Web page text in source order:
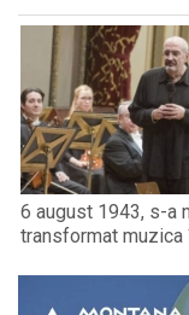
6 august 1943, s-a
transformat